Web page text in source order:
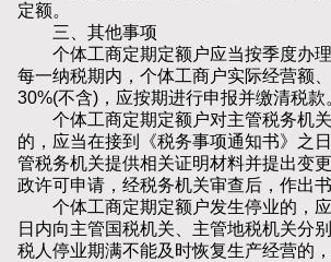
定额。
三、其他事项
个体工商定期定额户应当按季度办理
每一纳税期内，个体工商户实际经营额
30%(不含)，应按期进行申报并缴清税款
个体工商定期定额户对主管税务机关
的，应当在接到《税务事项通知书》之
管税务机关提供相关证明材料并提出变
政许可申请，经税务机关审查后，作出书
个体工商定期定额户发生停业的，应
日内向主管国税机关、主管地税机关分
税人停业期满不能及时恢复生产经营的